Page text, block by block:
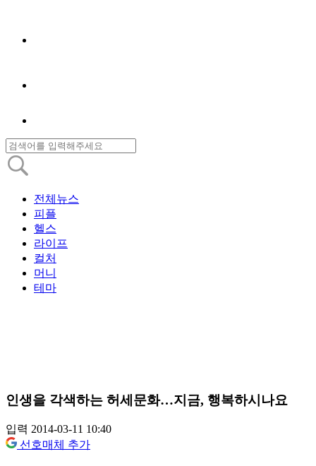
전체뉴스
피플
헬스
라이프
컬처
머니
테마
인생을 각색하는 허세문화…지금, 행복하시나요
입력 2014-03-11 10:40
선호매체 추가